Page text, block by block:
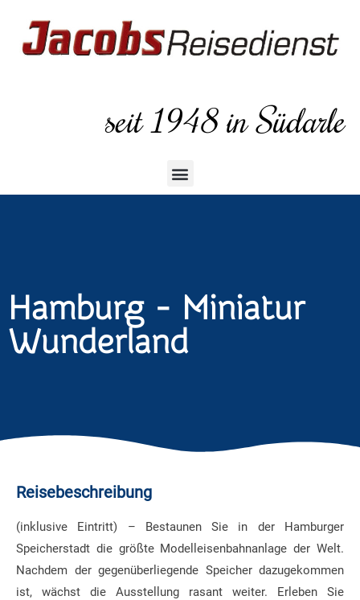
seit 1948 in Südarle
Hamburg - Miniatur
Wunderland
Reisebeschreibung
(inklusive Eintritt) – Bestaunen Sie in der Hamburger
Speicherstadt die größte Modelleisenbahnanlage der Welt.
Nachdem der gegenüberliegende Speicher dazugekommen
ist, wächst die Ausstellung rasant weiter. Erleben Sie